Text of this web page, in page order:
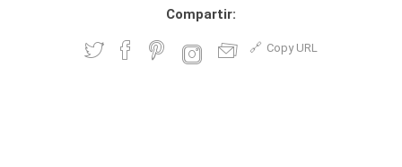
Compartir:
Copy URL